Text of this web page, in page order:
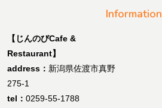
Information
【じんのびCafe &
Restaurant】
address： 新潟県佐渡市真野
275-1
tel： 0259-55-1788